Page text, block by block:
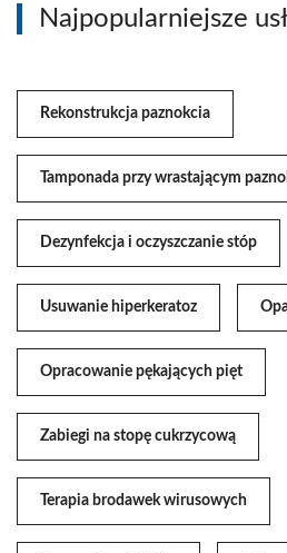
Najpopularniejsze
Rekonstrukcja paznokcia
Tamponada przy wrastającym
Dezynfekcja i oczyszczanie stóp
Usuwanie hiperkeratoz
Opracowanie pękających pięt
Zabiegi na stopę cukrzycową
Terapia brodawek wirusowych